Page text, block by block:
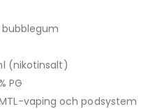
(nikotinsalt)
PG
vaping och podsystem